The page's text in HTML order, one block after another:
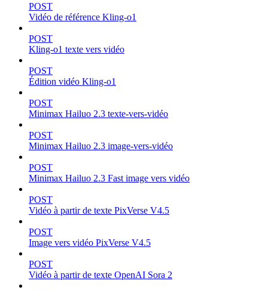
POST
Vidéo de référence Kling-o1
POST
Kling-o1 texte vers vidéo
POST
Édition vidéo Kling-o1
POST
Minimax Hailuo 2.3 texte-vers-vidéo
POST
Minimax Hailuo 2.3 image-vers-vidéo
POST
Minimax Hailuo 2.3 Fast image vers vidéo
POST
Vidéo à partir de texte PixVerse V4.5
POST
Image vers vidéo PixVerse V4.5
POST
Vidéo à partir de texte OpenAI Sora 2